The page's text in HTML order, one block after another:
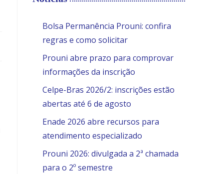
Bolsa Permanência Prouni: confira
regras e como solicitar
Prouni abre prazo para comprovar
informações da inscrição
Celpe-Bras 2026/2: inscrições estão
abertas até 6 de agosto
Enade 2026 abre recursos para
atendimento especializado
Prouni 2026: divulgada a 2ª chamada
para o 2º semestre